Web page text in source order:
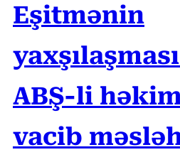
Eşitmənin
ABŞ-li
vacib